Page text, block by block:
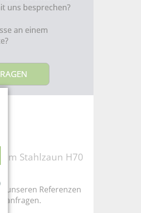
uns besprechen?
an einem
Stahlzaun H70
unseren Referenzen
anfragen.